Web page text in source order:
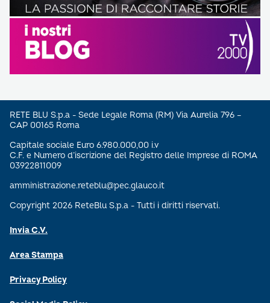
RETE BLU S.p.a - Sede Legale Roma (RM) Via Aurelia 796 –
CAP 00165 Roma
Capitale sociale Euro 6.980.000,00 i.v
C.F. e Numero d’iscrizione del Registro delle Imprese di ROMA
03922811009
amministrazione.reteblu@pec.glauco.it
Copyright 2026 ReteBlu S.p.a - Tutti i diritti riservati.
Invia C.V.
Area Stampa
Privacy Policy